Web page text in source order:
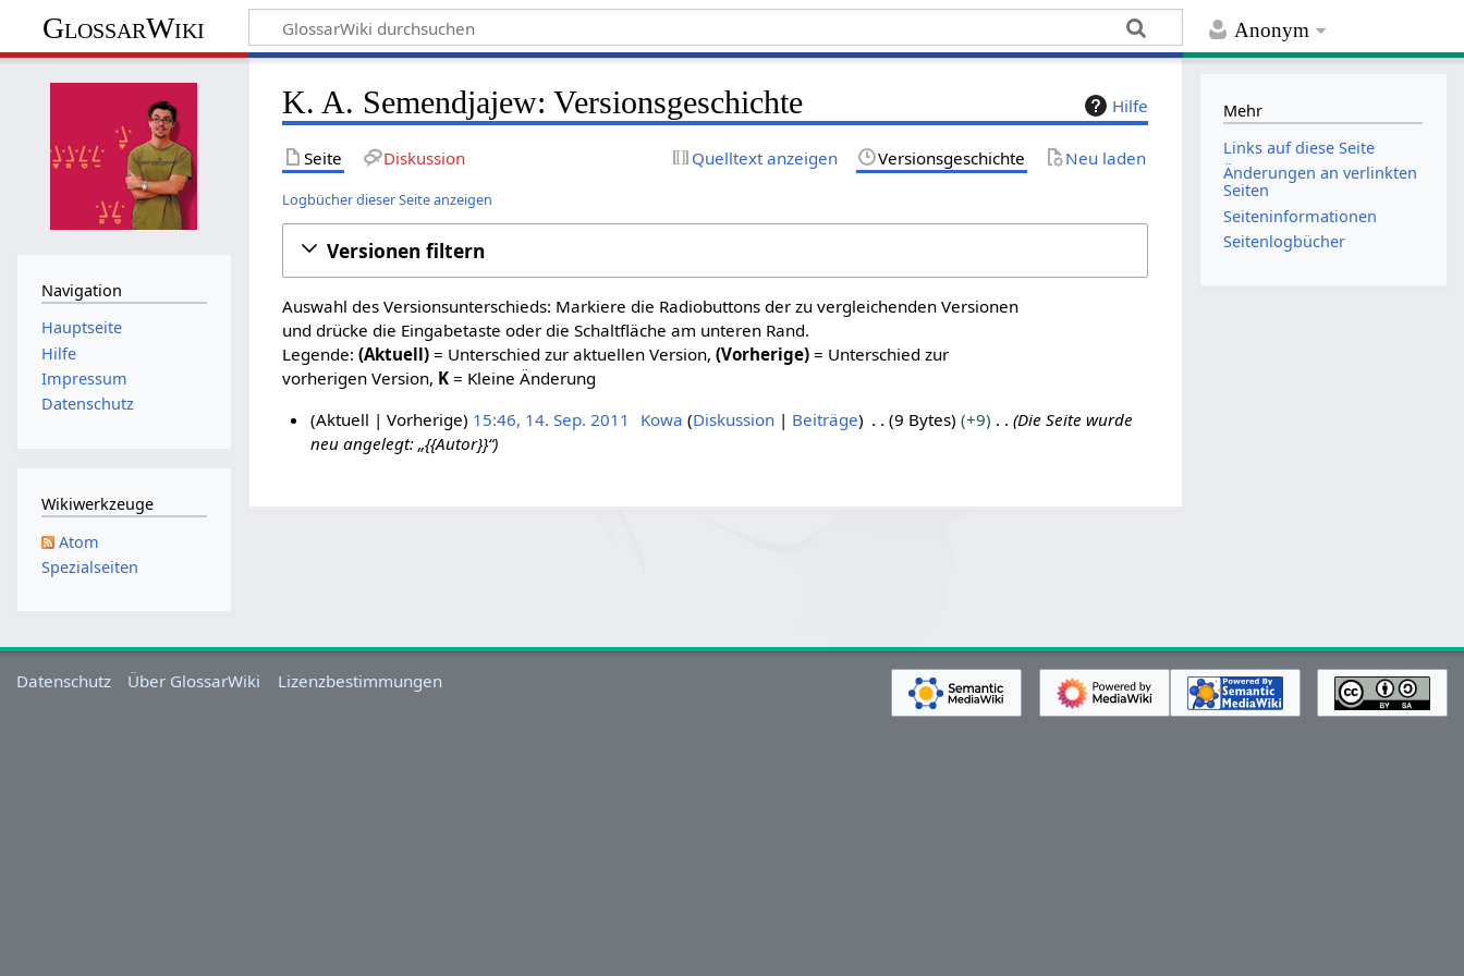
Anonym
GlossarWiki
Hilfe
K. A. Semendjajew: Versionsgeschichte
Seite Diskussion Quelltext anzeigen Versionsgeschichte Neu laden
Logbücher dieser Seite anzeigen
Versionen filtern
Auswahl des Versionsunterschieds: Markiere die Radiobuttons der zu vergleichenden Versionen
und drücke die Eingabetaste oder die Schaltfläche am unteren Rand.
Legende:(Aktuell) = Unterschied zur aktuellen Version,(Vorherige) = Unterschied zur
vorherigen Version, K = Kleine Änderung
m
b
Aktuell Vorherige 15:46, 14. Sep. 2011 Kowa Diskussion Beiträge 9 Bytes +9
Die Seite wurde
neu angelegt: „{{Autor}}“
Navigation
Hauptseite
Hilfe
Impressum
Datenschutz
Wikiwerkzeuge
Atom
Spezialseiten
Mehr
Links auf diese Seite
Änderungen an verlinkten
Seiten
Seiten­­informationen
Seitenlogbücher
Datenschutz Über GlossarWiki Lizenzbestimmungen